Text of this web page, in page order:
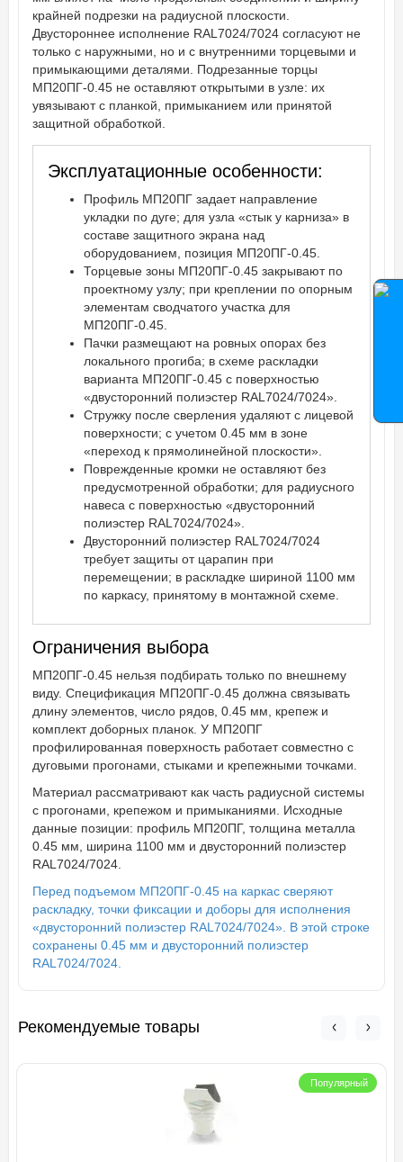
крайней подрезки на радиусной плоскости.
Двустороннее исполнение RAL7024/7024 согласуют не
только с наружными, но и с внутренними торцевыми и
примыкающими деталями. Подрезанные торцы
МП20ПГ-0.45 не оставляют открытыми в узле: их
увязывают с планкой, примыканием или принятой
защитной обработкой.
Эксплуатационные особенности:
Профиль МП20ПГ задает направление
укладки по дуге; для узла «стык у карниза» в
составе защитного экрана над
оборудованием, позиция МП20ПГ-0.45.
Торцевые зоны МП20ПГ-0.45 закрывают по
проектному узлу; при креплении по опорным
элементам сводчатого участка для
МП20ПГ-0.45.
Пачки размещают на ровных опорах без
локального прогиба; в схеме раскладки
варианта МП20ПГ-0.45 с поверхностью
«двусторонний полиэстер RAL7024/7024».
Стружку после сверления удаляют с лицевой
поверхности; с учетом 0.45 мм в зоне
«переход к прямолинейной плоскости».
Поврежденные кромки не оставляют без
предусмотренной обработки; для радиусного
навеса с поверхностью «двусторонний
полиэстер RAL7024/7024».
Двусторонний полиэстер RAL7024/7024
требует защиты от царапин при
перемещении; в раскладке шириной 1100 мм
по каркасу, принятому в монтажной схеме.
Ограничения выбора
МП20ПГ-0.45 нельзя подбирать только по внешнему
виду. Спецификация МП20ПГ-0.45 должна связывать
длину элементов, число рядов, 0.45 мм, крепеж и
комплект доборных планок. У МП20ПГ
профилированная поверхность работает совместно с
дуговыми прогонами, стыками и крепежными точками.
Материал рассматривают как часть радиусной системы
с прогонами, крепежом и примыканиями. Исходные
данные позиции: профиль МП20ПГ, толщина металла
0.45 мм, ширина 1100 мм и двусторонний полиэстер
RAL7024/7024.
Перед подъемом МП20ПГ-0.45 на каркас сверяют
раскладку, точки фиксации и доборы для исполнения
«двусторонний полиэстер RAL7024/7024». В этой строке
сохранены 0.45 мм и двусторонний полиэстер
RAL7024/7024.
Рекомендуемые товары
Популярный